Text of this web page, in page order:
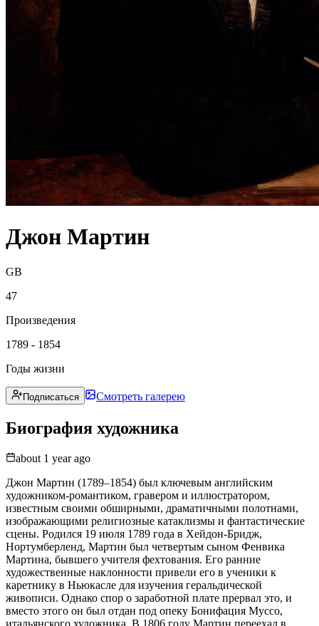
Джон Мартин
GB
47
Произведения
1789 - 1854
Годы жизни
Подписаться Смотреть галерею
Биография художника
about 1 year ago
Джон Мартин (1789–1854) был ключевым английским
художником-романтиком, гравером и иллюстратором,
известным своими обширными, драматичными полотнами,
изображающими религиозные катаклизмы и фантастические
сцены. Родился 19 июля 1789 года в Хейдон-Бридж,
Нортумберленд, Мартин был четвертым сыном Фенвика
Мартина, бывшего учителя фехтования. Его ранние
художественные наклонности привели его в ученики к
каретнику в Ньюкасле для изучения геральдической
живописи. Однако спор о заработной плате прервал это, и
вместо этого он был отдан под опеку Бонифация Муссо,
итальянского художника. В 1806 году Мартин переехал в